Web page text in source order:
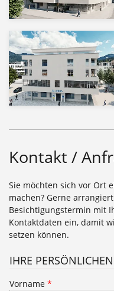
Kontakt /
Sie möchten sich vor Ort
machen? Gerne
Besichtigungstermin mit
Kontaktdaten ein, damit
setzen können.